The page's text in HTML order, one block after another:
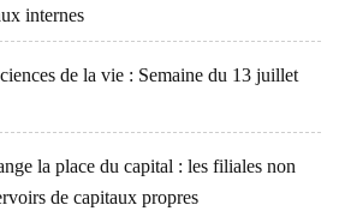
internes
de la vie : Semaine du 13 juillet
la place du capital : les filiales non
de capitaux propres